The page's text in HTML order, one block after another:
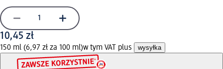
10,45 zł
150 ml (6,97 zł za 100 ml)w tym VAT plus wysyłka